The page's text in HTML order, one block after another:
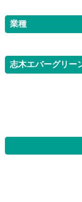
業種
志木エバーグリー